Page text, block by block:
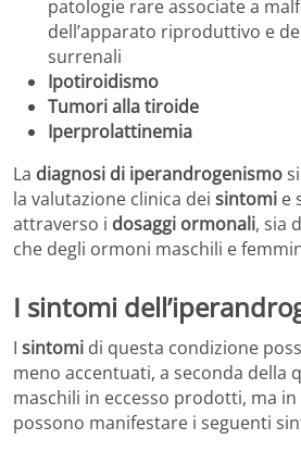
patologie rare associate a
dell’apparato riproduttivo e
surrenali
Ipotiroidismo
Tumori alla tiroide
Iperprolattinemia
La diagnosi di iperandrogenismo
la valutazione clinica dei sintomi e
attraverso i dosaggi ormonali, sia
che degli ormoni maschili e
I sintomi
I sintomi di questa condizione
meno accentuati, a seconda della
maschili in eccesso prodotti, ma
possono manifestare i seguenti